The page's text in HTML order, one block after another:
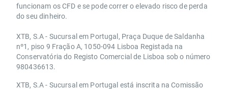
funcionam os CFD e se pode correr o elevado risco de perda
do seu dinheiro.
XTB, S.A - Sucursal em Portugal, Praça Duque de Saldanha
nº1, piso 9 Fração A, 1050-094 Lisboa Registada na
Conservatória do Registo Comercial de Lisboa sob o número
980436613.
XTB, S.A - Sucursal em Portugal está inscrita na Comissão